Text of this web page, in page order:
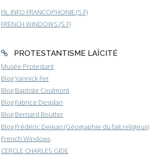
FIL INFO FRANCOPHONIE (S.F)
FRENCH WINDOWS (S.F)
PROTESTANTISME LAÏCITÉ
Musée Protestant
Blog Yannick Fer
Blog Baptiste Coulmont
Blog Fabrice Desplan
Blog Bernard Boutter
Blog Frédéric Dejean (Géographie du fait religieux)
French Windows
CERCLE CHARLES GIDE